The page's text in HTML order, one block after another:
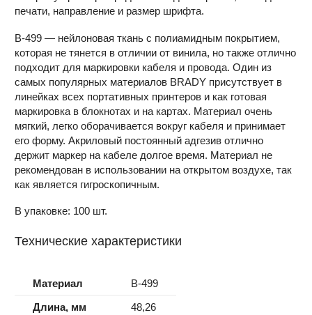
печати, направление и размер шрифта.
B-499 — нейлоновая ткань с полиамидным покрытием,
которая не тянется в отличии от винила, но также отлично
подходит для маркировки кабеля и провода. Один из
самых популярных материалов BRADY присутствует в
линейках всех портативных принтеров и как готовая
маркировка в блокнотах и на картах. Материал очень
мягкий, легко оборачивается вокруг кабеля и принимает
его форму. Акриловый постоянный адгезив отлично
держит маркер на кабеле долгое время. Материал не
рекомендован в использовании на открытом воздухе, так
как является гигроскопичным.
В упаковке: 100 шт.
Технические характеристики
Материал
B-499
Длина, мм
48,26